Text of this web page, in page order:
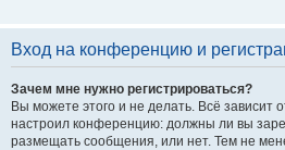
Вход на конференцию и
Зачем мне нужно регистрироваться?
Вы можете этого и не делать. Всё зависит
настроил конференцию: должны ли вы
размещать сообщения, или нет. Тем не